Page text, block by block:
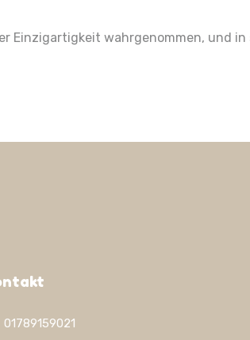
Einzigartigkeit wahrgenommen, und
01789159021